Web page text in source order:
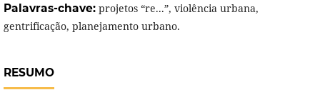
Palavras-chave: projetos “re...”, violência urbana,
gentrificação, planejamento urbano.
RESUMO